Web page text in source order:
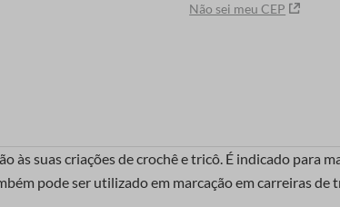
Não sei meu CEP
suas criações de crochê e tricô. É indicado para
pode ser utilizado em marcação em carreiras de